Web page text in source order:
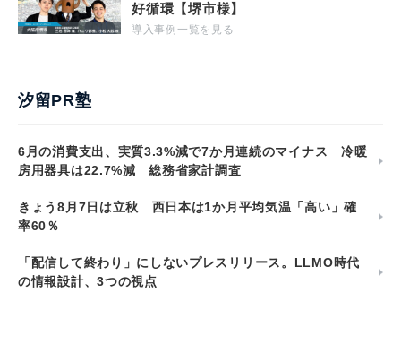
好循環【堺市様】
導入事例一覧を見る
汐留PR塾
6月の消費支出、実質3.3%減で7か月連続のマイナス 冷暖
房用器具は22.7%減 総務省家計調査
きょう8月7日は立秋 西日本は1か月平均気温「高い」確
率60％
「配信して終わり」にしないプレスリリース。LLMO時代
の情報設計、3つの視点